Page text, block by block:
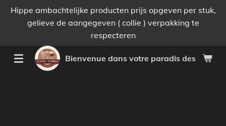
Passer
principal
Bienvenue dans votre paradis des
Hippe ambachtelijke producten prijs opgeven per stuk,
gelieve de aangegeven ( collie ) verpakking te
respecteren